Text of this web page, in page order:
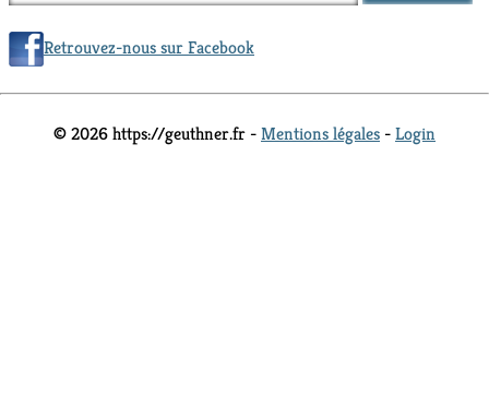
Retrouvez-nous sur Facebook
© 2026 https://geuthner.fr -Mentions légales -Login